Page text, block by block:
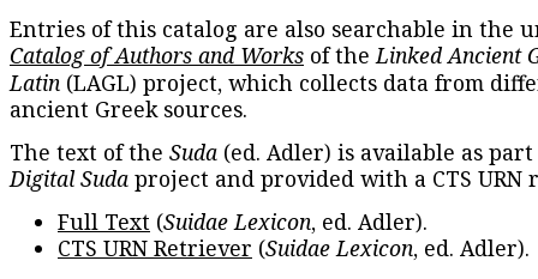
Entries of this catalog are also searchable in the
Catalog of Authors and Works of theLinked Ancient
Latin (LAGL) project, which collects data from
ancient Greek sources.
The text of the Suda (ed. Adler) is available as
Digital Suda project and provided with a CTS URN
Full Text (Suidae Lexicon, ed. Adler).
CTS URN Retriever (Suidae Lexicon, ed. Adler).